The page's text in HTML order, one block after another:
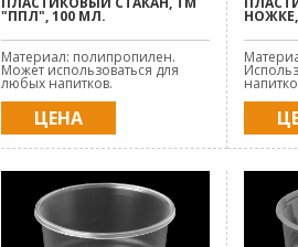
"ППЛ", 100 МЛ.
Материал: полипропилен.
Может использоваться для
любых напитков.
ЦЕНА